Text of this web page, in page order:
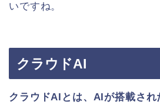
いですね。
クラウドAI
クラウドAIとは、AIが搭載され